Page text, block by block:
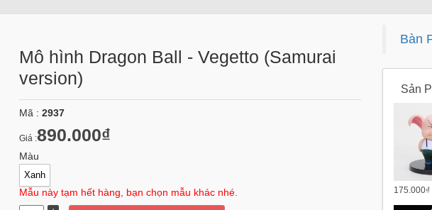
Mô hình Dragon Ball - Vegetto (Samurai
version)
Mã : 2937
Giá :890.000₫
Màu
Xanh
Mẫu này tạm hết hàng, bạn chọn mẫu khác nhé.
Bàn
Sản
175.000₫